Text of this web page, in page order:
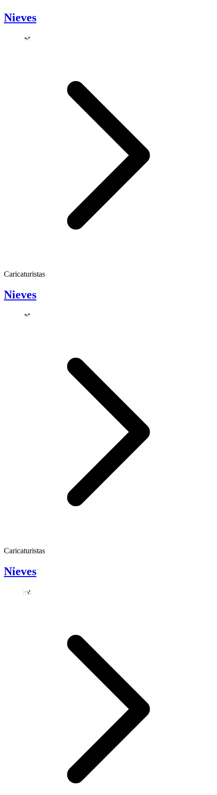
Nieves
Caricaturistas
Nieves
Caricaturistas
Nieves